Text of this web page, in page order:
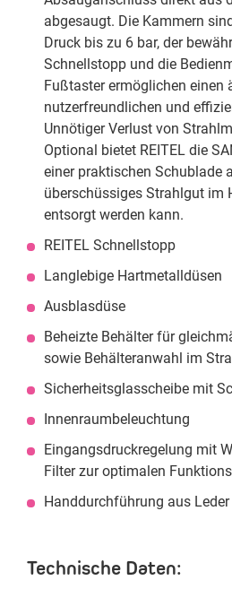
abgesaugt. Die Kammern
Druck bis zu 6 bar, der
Schnellstopp und die
Fußtaster ermöglichen einen
nutzerfreundlichen und
Unnötiger Verlust von
Optional bietet REITEL die
einer praktischen Schublade
überschüssiges Strahlgut im
entsorgt werden kann.
REITEL Schnellstopp
Langlebige Hartmetalldüsen
Ausblasdüse
Beheizte Behälter für
sowie Behälteranwahl im
Sicherheitsglasscheibe mit
Innenraumbeleuchtung
Eingangsdruckregelung mit
Filter zur optimalen
Handdurchführung aus Leder
Technische Daten: